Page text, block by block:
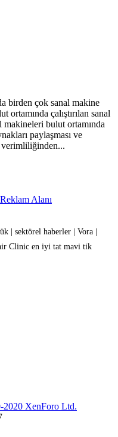
birden çok sanal makine
ortamında çalıştırılan sanal
bulut ortamında
paylaşması ve
Reklam Alanı
| sektörel haberler| Vora|
Clinic en iyi tat mavi tik
2020 XenForo Ltd.